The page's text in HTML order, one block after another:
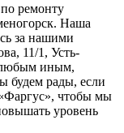
ремонту
Наша
за нашими
11/1, Усть-
любым иным,
будем рады, если
чтобы мы
уровень